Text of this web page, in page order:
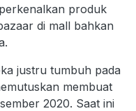
produk
di mall bahkan
justru tumbuh pada
membuat
2020. Saat ini